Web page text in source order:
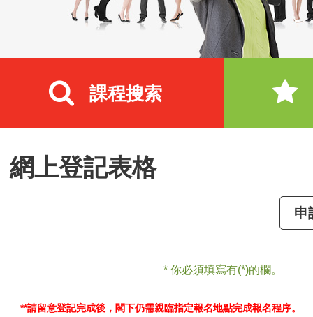
課程搜索
網上登記表格
申
* 你必須填寫有(*)的欄。
**請留意登記完成後，閣下仍需親臨指定報名地點完成報名程序。